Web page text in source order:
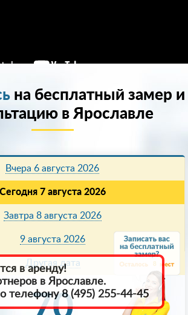
8
на бесплатный замер и
в Ярославле
Вчера 6 августа 2026
Сегодня 7 августа 2026
Завтра 8 августа 2026
9 августа 2026
Другая дата
в аренду!
в Ярославле.
телефону 8 (495) 255-44-45